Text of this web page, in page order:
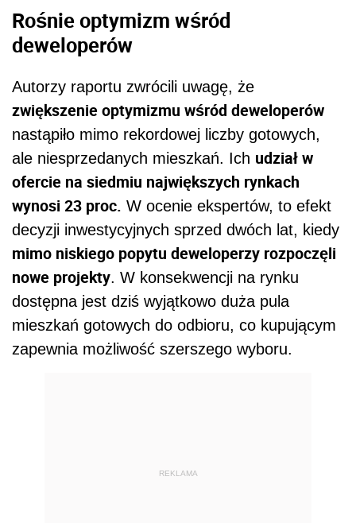
Rośnie optymizm wśród
deweloperów
Autorzy raportu zwrócili uwagę, że
zwiększenie optymizmu wśród deweloperów
nastąpiło mimo rekordowej liczby gotowych,
ale niesprzedanych mieszkań. Ich udział w
ofercie na siedmiu największych rynkach
wynosi 23 proc. W ocenie ekspertów, to efekt
decyzji inwestycyjnych sprzed dwóch lat, kiedy
mimo niskiego popytu deweloperzy rozpoczęli
nowe projekty. W konsekwencji na rynku
dostępna jest dziś wyjątkowo duża pula
mieszkań gotowych do odbioru, co kupującym
zapewnia możliwość szerszego wyboru.
REKLAMA